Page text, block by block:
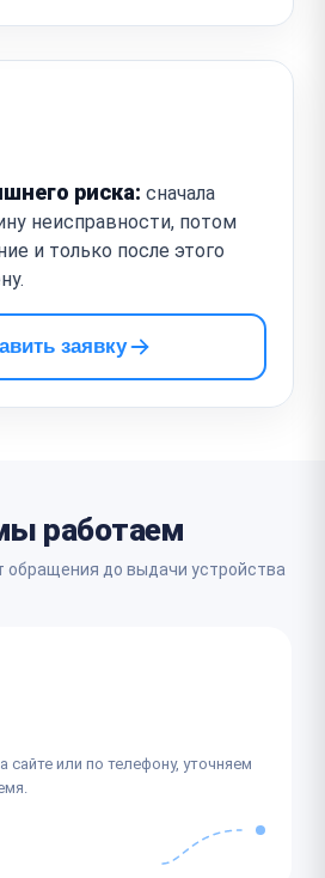
риска: сначала
неисправности, потом
и только после этого
заявку
работаем
обращения до выдачи устройства
сайте или по телефону, уточняем